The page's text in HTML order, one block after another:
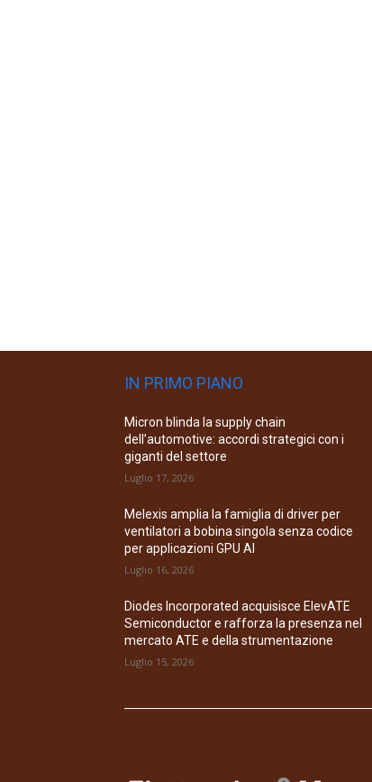
IN PRIMO PIANO
Micron blinda la supply chain
dell’automotive: accordi strategici con i
giganti del settore
Luglio 17, 2026
Melexis amplia la famiglia di driver per
ventilatori a bobina singola senza codice
per applicazioni GPU AI
Luglio 16, 2026
Diodes Incorporated acquisisce ElevATE
Semiconductor e rafforza la presenza nel
mercato ATE e della strumentazione
Luglio 15, 2026